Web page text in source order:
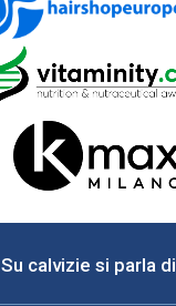
Su calvizie si parla di